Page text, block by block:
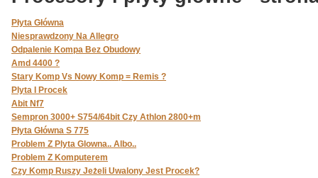
Płyta Główna
Niesprawdzony Na Allegro
Odpalenie Kompa Bez Obudowy
Amd 4400 ?
Stary Komp Vs Nowy Komp = Remis ?
Plyta I Procek
Abit Nf7
Sempron 3000+ S754/64bit Czy Athlon 2800+m
Płyta Główna S 775
Problem Z Plyta Glowna.. Albo..
Problem Z Komputerem
Czy Komp Ruszy Jeżeli Uwalony Jest Procek?